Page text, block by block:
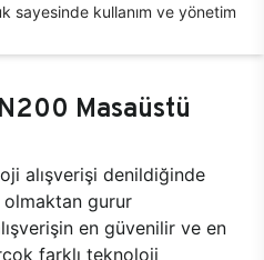
sayesinde kullanım ve yönetim
Masaüstü
alışverişi denildiğinde
olmaktan gurur
en güvenilir ve en
farklı teknoloji